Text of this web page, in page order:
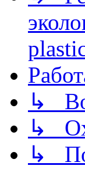
↳
↳
↳